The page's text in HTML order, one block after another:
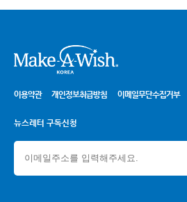
이용약관 개인정보취급방침 이메일무단수집거부
뉴스레터 구독신청